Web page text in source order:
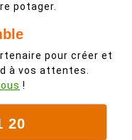
potager.
pour créer et
à vos attentes.
!
20